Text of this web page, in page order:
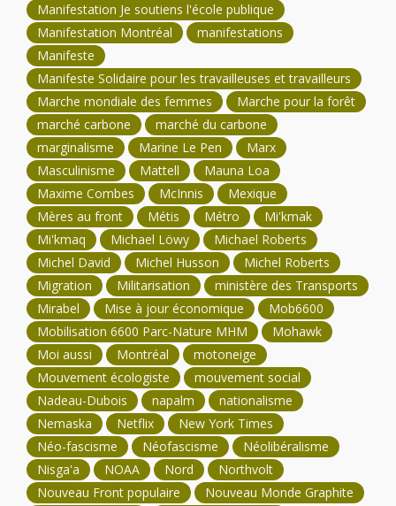
Manifestation Je soutiens l'école publique
Manifestation Montréal
manifestations
Manifeste
Manifeste Solidaire pour les travailleuses et travailleurs
Marche mondiale des femmes
Marche pour la forêt
marché carbone
marché du carbone
marginalisme
Marine Le Pen
Marx
Masculinisme
Mattell
Mauna Loa
Maxime Combes
McInnis
Mexique
Mères au front
Métis Métro
Mi'kmak
Mi'kmaq
Michael Löwy
Michael Roberts
Michel David
Michel Husson
Michel Roberts
Migration
Militarisation
ministère des Transports
Mirabel
Mise à jour économique
Mob6600
Mobilisation 6600 Parc-Nature MHM
Mohawk
Moi aussi
Montréal
motoneige
Mouvement écologiste
mouvement social
Nadeau-Dubois
napalm
nationalisme
Nemaska
Netflix
New York Times
Néo-fascisme
Néofascisme
Néolibéralisme
Nisga'a
NOAA Nord
Northvolt
Nouveau Front populaire
Nouveau Monde Graphite